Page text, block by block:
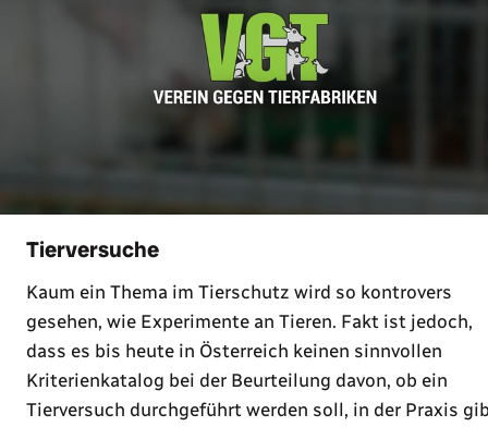
Tierversuche
Kaum ein Thema im Tierschutz wird so kontrovers
gesehen, wie Experimente an Tieren. Fakt ist jedoch,
dass es bis heute in Österreich keinen sinnvollen
Kriterienkatalog bei der Beurteilung davon, ob ein
Tierversuch durchgeführt werden soll, in der Praxis